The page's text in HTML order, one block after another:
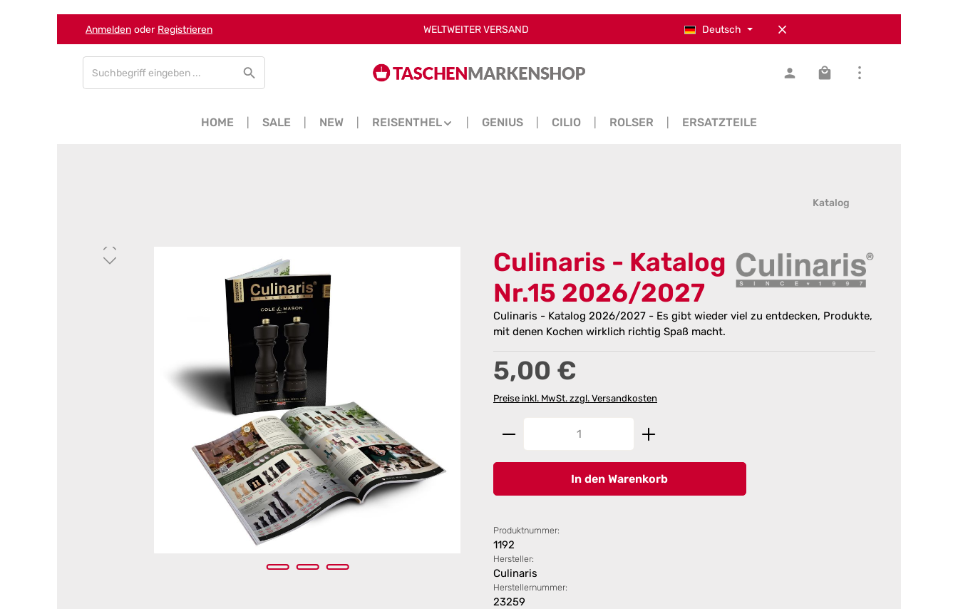
Zum Hauptinhalt springen
Zur Suche springen
Zur Hauptnavigation springen
Anmelden oder Registrieren WELTWEITER VERSAND Deutsch
Warenkorb enthält 0
HOME SALE NEW REISENTHEL GENIUS CILIO ROLSER ERSATZTEILE
Katalog
Bildergalerie überspringen
Culinaris - Katalog
Nr.15 2026/2027
Culinaris - Katalog 2026/2027 - Es gibt wieder viel zu entdecken, Produkte,
mit denen Kochen wirklich richtig Spaß macht.
Regulärer Preis:
5,00 €
Preise inkl. MwSt. zzgl. Versandkosten
Produkt Anzahl: Gib den gewünschten Wert ein oder
In den Warenkorb
Produktnummer:
1192
Hersteller:
Culinaris
Herstellernummer:
23259